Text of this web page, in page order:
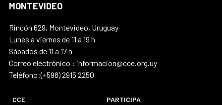
MONTEVIDEO
Rincón 629, Montevideo, Uruguay
Lunes a viernes de 11 a 19 h
Sábados de 11 a 17 h
Correo electrónico : informacion@cce.org.uy
Teléfono:(+598) 2915 2250
CCE
PARTICIPA